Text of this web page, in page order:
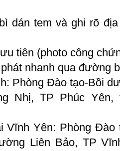
và ghi rõ địa
(photo công
nhanh qua đường
Đào tạo-Bồi
Nhị, TP Phúc
Phòng Đào
Liên Bảo, TP